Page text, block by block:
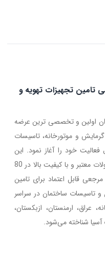
تامین تجهیزات تهویه و
از سال ۱۳۸۳ به‌عنوان اولین و تخصصی ترین عرضه
و موتورخانه، تاسیسات
خود را آغاز نمود. این
مجموعه کامل و تخصصی با ارائه محصولات معتبر و با کیفیت بالا در 80
قابل اعتماد برای تامین
و تاسیسات ساختمان در سراسر
عراق، ارمنستان، ازبکستان،
آسیا شناخته می‌شود.